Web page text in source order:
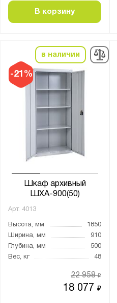
В корзину
-21%
в наличии
Шкаф архивный
ШХА-900(50)
Арт. 4013
Высота, мм
1850
Ширина, мм
910
Глубина, мм
500
Вес, кг
48
18 077₽
22 958₽
Практик
AL
AMH
АМТ
КД
СВ
ШАМ